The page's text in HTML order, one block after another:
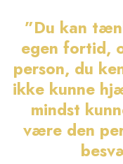
”Du kan
egen fortid,
person, du
ikke kunne
mindst
være den